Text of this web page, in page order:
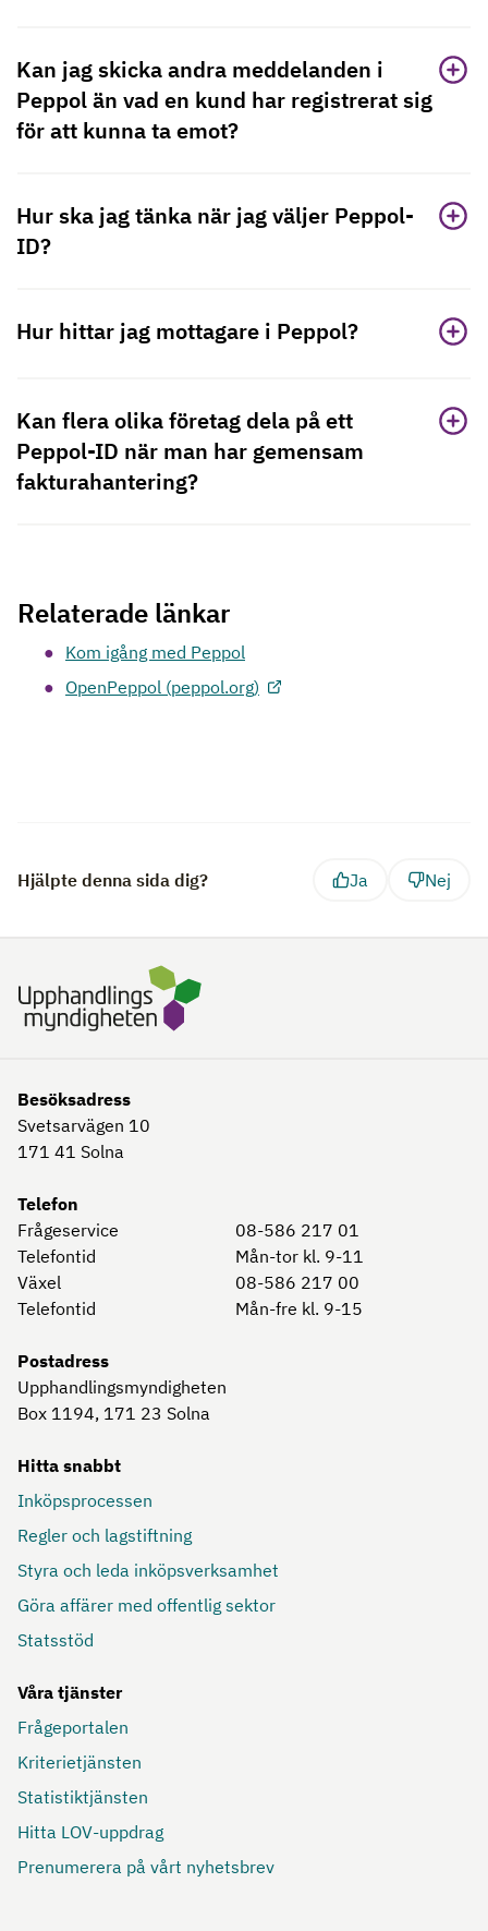
Kan jag skicka andra meddelanden i
Peppol än vad en kund har registrerat sig
för att kunna ta emot?
Hur ska jag tänka när jag väljer Peppol-
ID?
Hur hittar jag mottagare i Peppol?
Kan flera olika företag dela på ett
Peppol-ID när man har gemensam
fakturahantering?
Relaterade länkar
Kom igång med Peppol
OpenPeppol (peppol.org)
Hjälpte denna sida dig? Ja Nej
Besöksadress
Svetsarvägen 10
171 41 Solna
Telefon
Frågeservice
08-586 217 01
Telefontid
Mån-tor kl. 9-11
Växel
08-586 217 00
Telefontid
Mån-fre kl. 9-15
Postadress
Upphandlingsmyndigheten
Box 1194, 171 23 Solna
Hitta snabbt
Inköpsprocessen
Regler och lagstiftning
Styra och leda inköpsverksamhet
Göra affärer med offentlig sektor
Statsstöd
Våra tjänster
Frågeportalen
Kriterietjänsten
Statistiktjänsten
Hitta LOV-uppdrag
Prenumerera på vårt nyhetsbrev